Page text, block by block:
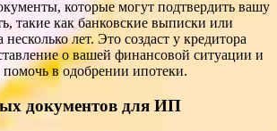
которые могут подтвердить вашу
такие как банковские выписки или
несколько лет. Это создаст у кредитора
о вашей финансовой ситуации и
помочь в одобрении ипотеки.
документов для ИП